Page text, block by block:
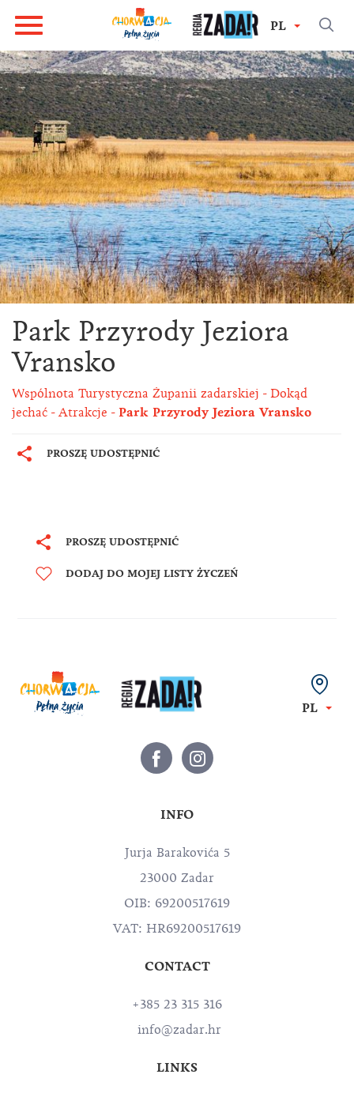
PL
Park Przyrody Jeziora
Vransko
Wspólnota Turystyczna Żupanii zadarskiej
Dokąd
jechać
Atrakcje Park Przyrody Jeziora Vransko
PROSZĘ UDOSTĘPNIĆ
PROSZĘ UDOSTĘPNIĆ
DODAJ DO MOJEJ LISTY ŻYCZEŃ
PL
INFO
Jurja Barakovića 5
23000 Zadar
OIB: 69200517619
VAT: HR69200517619
CONTACT
+385 23 315 316
info@zadar.hr
LINKS